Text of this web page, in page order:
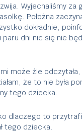
Wyjechaliśmy za
Położna
dokładnie,
dni nic się nie
źle odczytała,
że to nie była
tego dziecka.
dlaczego to
tego dziecka.